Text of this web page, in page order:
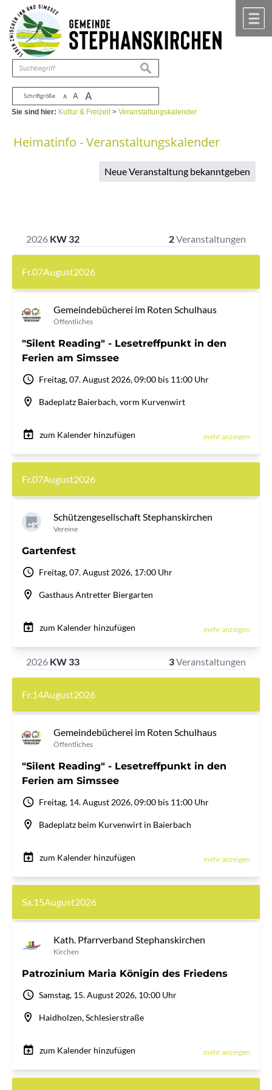
Zum Inhalt ,zur Navigation
Schriftgröße A A A
suchen
Sie sind hier: Kultur & Freizeit>Veranstaltungskalender
Heimatinfo - Veranstaltungskalender